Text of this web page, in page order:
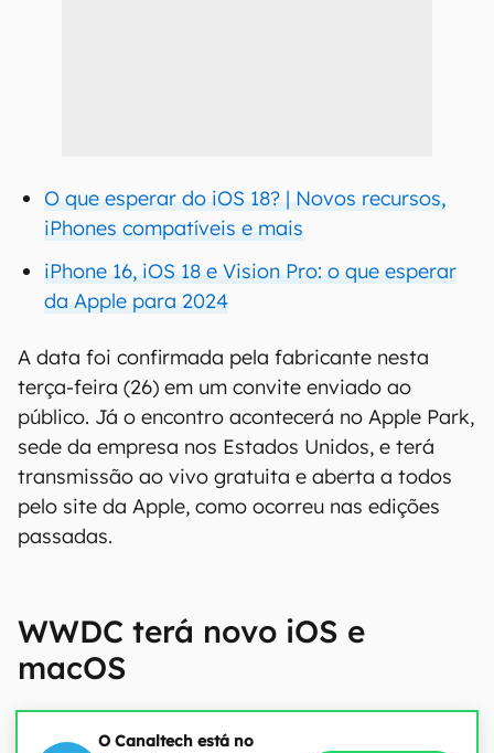
O que esperar do iOS 18? | Novos recursos,
iPhones compatíveis e mais
iPhone 16, iOS 18 e Vision Pro: o que esperar
da Apple para 2024
A data foi confirmada pela fabricante nesta
terça-feira (26) em um convite enviado ao
público. Já o encontro acontecerá no Apple Park,
sede da empresa nos Estados Unidos, e terá
transmissão ao vivo gratuita e aberta a todos
pelo site da Apple, como ocorreu nas edições
passadas.
WWDC terá novo iOS e
macOS
O Canaltech está no